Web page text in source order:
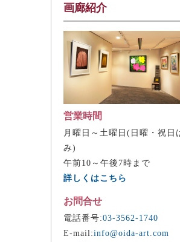
画廊紹介
営業時間
月曜日～土曜日(日曜・祝日
み)
午前10～午後7時まで
詳しくはこちら
お問合せ
電話番号:03-3562-1740
E-mail:info@oida-art.com